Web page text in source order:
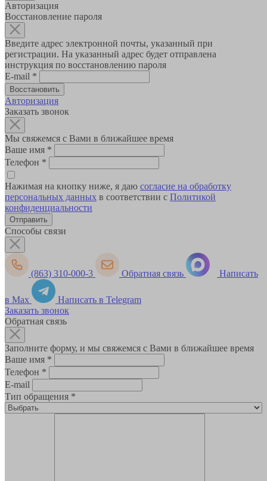
Авторизация
Восстановление пароля
Введите адрес электронной почты, указанный при
регистрации. На указанный адрес будет отправлена
инструкция по восстановлению пароля
E-mail *
Авторизация
Заказать звонок
Мы свяжемся с Вами в ближайшее время
Ваше имя *
Телефон *
Нажимая на кнопку ниже, я даю согласие на обработку
персональных данных в соответствии с Политикой
конфиденциальности
Способы связи
(863) 310-000-3 Обратная связь Написать
в Max
Написать в Telegram
Заказать звонок
Обратная связь
Заполните форму, и мы свяжемся с Вами в ближайшее время
Ваше имя *
Телефон *
E-mail
Тип обращения *